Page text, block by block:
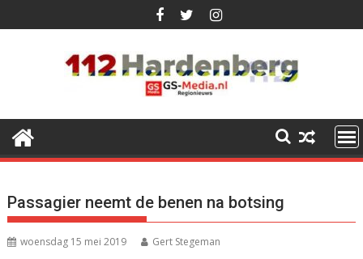
naar
Passagier neemt de benen na botsing
woensdag 15 mei 2019 Gert Stegeman